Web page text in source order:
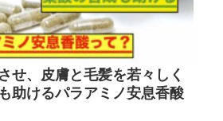
せ、皮膚と毛髪を若々しく
助けるパラアミノ安息香酸